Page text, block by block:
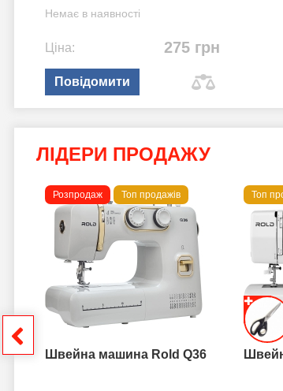
Немає в наявності
Ціна: 275 грн
Повідомити
ЛІДЕРИ ПРОДАЖУ
Розпродаж Топ продажів
Швейна машина Rold Q36
Топ